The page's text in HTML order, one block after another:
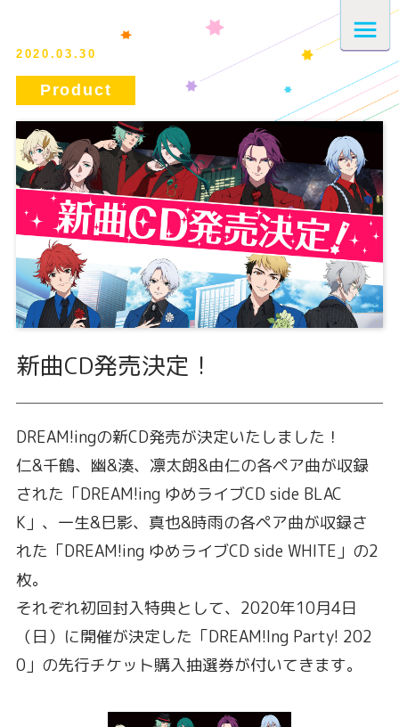
2020.03.30
新曲CD発売決定！
DREAM!ingの新CD発売が決定いたしました！
仁&千鶴、幽&湊、凛太朗&由仁の各ペア曲が収録
された「DREAM!ing ゆめライブCD side BLAC
K」、一生&巳影、真也&時雨の各ペア曲が収録さ
れた「DREAM!ing ゆめライブCD side WHITE」の2
枚。
それぞれ初回封入特典として、2020年10月4日
（日）に開催が決定した「DREAM!Ing Party! 202
0」の先行チケット購入抽選券が付いてきます。